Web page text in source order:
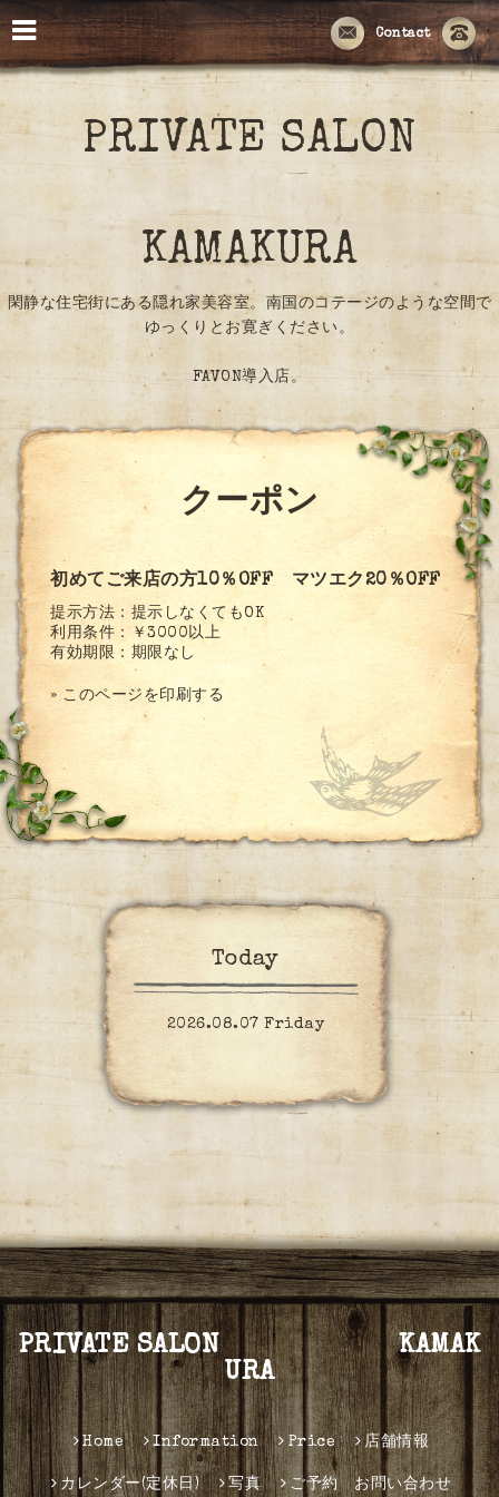
Contact
PRIVATE SALON
KAMAKURA
閑静な住宅街にある隠れ家美容室。南国のコテージのような空間で
ゆっくりとお寛ぎください。
FAVON導入店。
クーポン
初めてご来店の方10％OFF マツエク20％OFF
提示方法： 提示しなくてもOK
利用条件： ￥3000以上
有効期限： 期限なし
» このページを印刷する
Today
2026.08.07 Friday
PRIVATE SALON KAMAK
URA
Home Information Price 店舗情報
カレンダー(定休日) 写真 ご予約 お問い合わせ